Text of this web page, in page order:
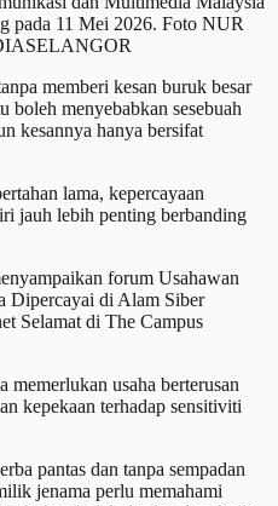
pada 11 Mei 2026. Foto NUR
memberi kesan buruk besar
boleh menyebabkan sesebuah
kesannya hanya bersifat
lama, kepercayaan
jauh lebih penting berbanding
forum Usahawan
Dipercayai di Alam Siber
Selamat di The Campus
memerlukan usaha berterusan
kepekaan terhadap sensitiviti
pantas dan tanpa sempadan
jenama perlu memahami